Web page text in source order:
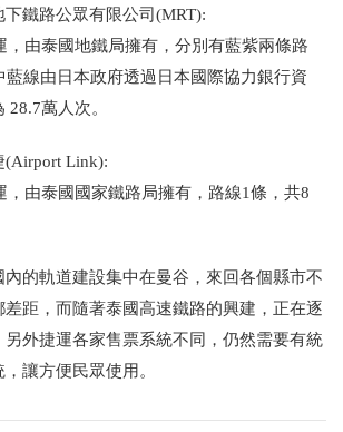
鐵路公眾有限公司(MRT):
，由泰國地鐵局擁有，分別有藍紫兩條路
藍線由日本政府透過日本國際協力銀行資
28.7萬人次。
(Airport Link):
，由泰國國家鐵路局擁有，路線1條，共8
的軌道建設集中在曼谷，來回各個縣市不
距，而隨著泰國高速鐵路的興建，正在逐
外捷運各家售票系統不同，仍然需要有統
讓方便民眾使用。